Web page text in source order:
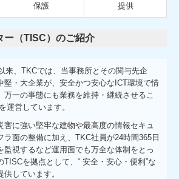
保護
提供
ー（TISC）のご紹介
来、TKCでは、当事務所とその関与先企
堅・大企業が、安全かつ安心なICT環境で情
万一の事態にも業務を維持・継続させるこ
運営しています。
害に強い堅牢な建物や最高度の情報セキュ
ラ面の整備に加え、TKC社員が24時間365日
監視するなど運用面でも万全な体制をとっ
を拠点として、“ 安全・安心・便利”な
しています。